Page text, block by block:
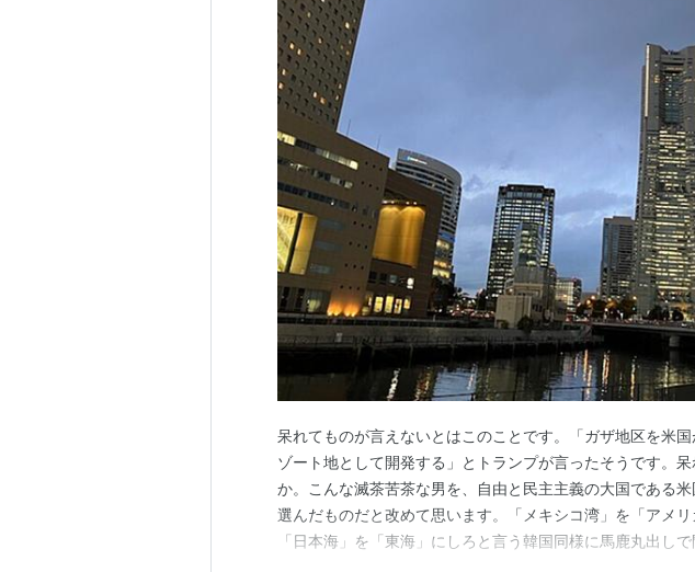
呆れてものが言えないとはこのことです。「ガザ地区を米
ゾート地として開発する」とトランプが言ったそうです。
か。こんな滅茶苦茶な男を、自由と民主主義の大国である
選んだものだと改めて思います。「メキシコ湾」を「アメリ
「日本海」を「東海」にしろと言う韓国同様に馬鹿丸出し